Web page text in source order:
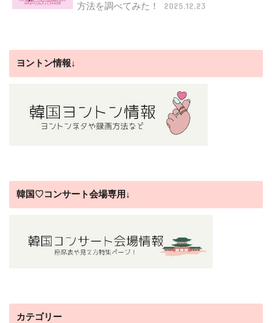
方法を調べてみた！
2025.12.23
ヨントン情報↓
韓国♡コンサート会場専用↓
カテゴリー